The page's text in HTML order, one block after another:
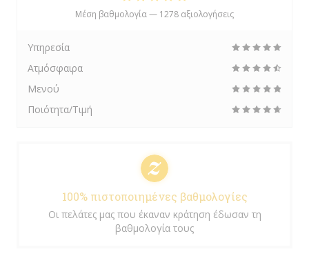
Μέση βαθμολογία — 1278 αξιολογήσεις
Υπηρεσία
Ατμόσφαιρα
Μενού
Ποιότητα/Τιμή
100% πιστοποιημένες βαθμολογίες
Οι πελάτες μας που έκαναν κράτηση έδωσαν τη
βαθμολογία τους